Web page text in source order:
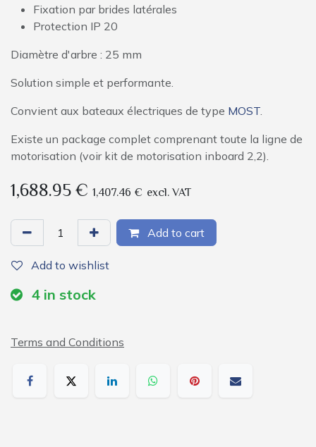
Fixation par brides latérales
Protection IP 20
Diamètre d'arbre : 25 mm
Solution simple et performante.
Convient aux bateaux électriques de type MOST.
Existe un package complet comprenant toute la ligne de
motorisation (voir kit de motorisation inboard 2,2).
1,688.95€ 1,407.46 € excl. VAT
Add to cart
Add to wishlist
4 in stock
Terms and Conditions